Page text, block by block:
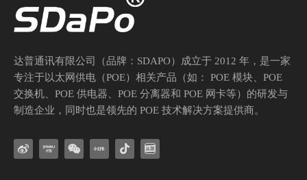
智慧显示，供电革新——DP2660-SX/DP3063-SX PoE PD模块赋能商用显示新时代
在数字化转型的浪潮中，商用显示器已成为企业形象展示、教
达普通讯有限公司（品牌：SDAPO）成立于 2012 年，是一家
专注于以太网供电（POE）相关产品（如： POE 模块、POE
交换机、POE 供电器、POE 分离器和 POE 网卡等）的研发与
制造企业，同时也是领先的 POE 技术解决方案提供商。